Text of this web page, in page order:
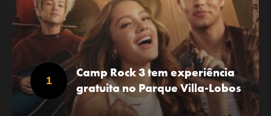
Camp Rock 3 tem experiência
gratuita no Parque Villa-Lobos